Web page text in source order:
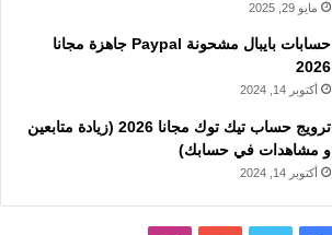
مايو 29, 2025
حسابات بايبال مشحونة Paypal جاهزة مجانا
2026
أكتوبر 14, 2024
ترويج حساب تيك توك مجانا 2026 (زيادة متابعين
و مشاهدات في حسابك)
أكتوبر 14, 2024